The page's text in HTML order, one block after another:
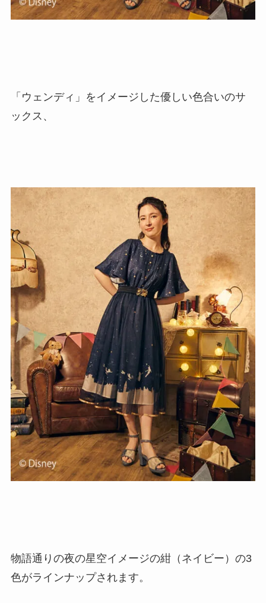
「ウェンディ」をイメージした優しい色合いのサ
ックス、
物語通りの夜の星空イメージの紺（ネイビー）の3
色がラインナップされます。